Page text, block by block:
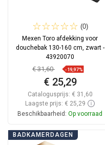
(0)
Mexen Toro afdekking voor
douchebak 130-160 cm, zwart -
43920070
€ 31,60 -19,97%
€ 25,29
Catalogusprijs: € 31,60
Laagste prijs: € 25,29
Beschikbaarheid: Op voorraad
In winkelwagen
BADKAMERDAGEN